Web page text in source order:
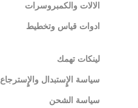
الالات والكمبروسرات
ادوات قياس وتخطيط
لينكات تهمك
سياسة الإٍستبدال والإٍسترجاع
سياسة الشحن